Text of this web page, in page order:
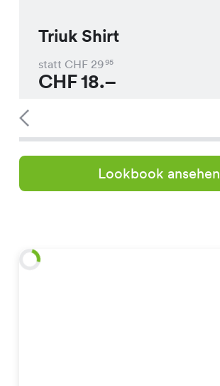
Triuk Shirt
statt CHF 2995
CHF18.–
Lookbook ansehen